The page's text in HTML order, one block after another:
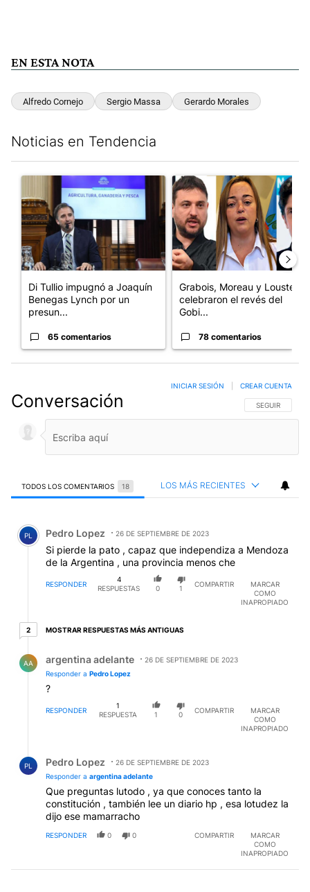
EN ESTA NOTA
Alfredo Cornejo Sergio Massa Gerardo Morales
Noticias en Tendencia
Un artículo de tendencia con el título "Di Tullio impugnó a
Di Tullio impugnó a Joaquín
Benegas Lynch por un
presun...
65 comentarios
Un artículo de tendencia con
Grabois, Moreau y Lousteau
celebraron el revés del
Gobi...
78 comentarios
Conversación SIGA ESTA
SEGUIR
INICIAR SESIÓN CREAR CUENTA
TODOS LOS COMENTARIOS 18 LOS MÁS RECIENTES
Comentario de Pedro Lopez.
PL Pedro Lopez 26 DE SEPTIEMBRE DE 2023
Si pierde la pato , capaz que independiza a Mendoza
de la Argentina , una provincia menos che
RESPONDER
4
RESPUESTAS
0 1
COMPARTIR
MARCAR
COMO
INAPROPIADO
22 respuestas más antiguas
MOSTRAR RESPUESTAS MÁS ANTIGUAS
AA argentina adelante
26 DE SEPTIEMBRE DE 2023
Responder a Pedro Lopez
?
RESPONDER
1
RESPUESTA
1 0
COMPARTIR
MARCAR
COMO
INAPROPIADO
PL Pedro Lopez
26 DE SEPTIEMBRE DE 2023
Responder a argentina adelante
Que preguntas lutodo , ya que conoces tanto la
constitución , también lee un diario hp , esa lotudez la
dijo ese mamarracho
RESPONDER 0 0 COMPARTIR
MARCAR
COMO
INAPROPIADO